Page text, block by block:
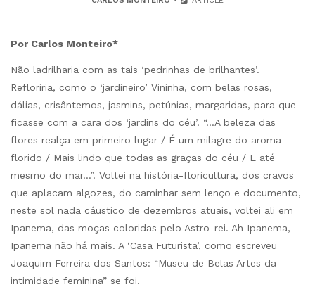
Por Carlos Monteiro*
Não ladrilharia com as tais ‘pedrinhas de brilhantes’.
Refloriria, como o ‘jardineiro’ Vininha, com belas rosas,
dálias, crisântemos, jasmins, petúnias, margaridas, para que
ficasse com a cara dos ‘jardins do céu’. “…A beleza das
flores realça em primeiro lugar / É um milagre do aroma
florido / Mais lindo que todas as graças do céu / E até
mesmo do mar…”. Voltei na história-floricultura, dos cravos
que aplacam algozes, do caminhar sem lenço e documento,
neste sol nada cáustico de dezembros atuais, voltei ali em
Ipanema, das moças coloridas pelo Astro-rei. Ah Ipanema,
Ipanema não há mais. A ‘Casa Futurista’, como escreveu
Joaquim Ferreira dos Santos: “Museu de Belas Artes da
intimidade feminina” se foi.